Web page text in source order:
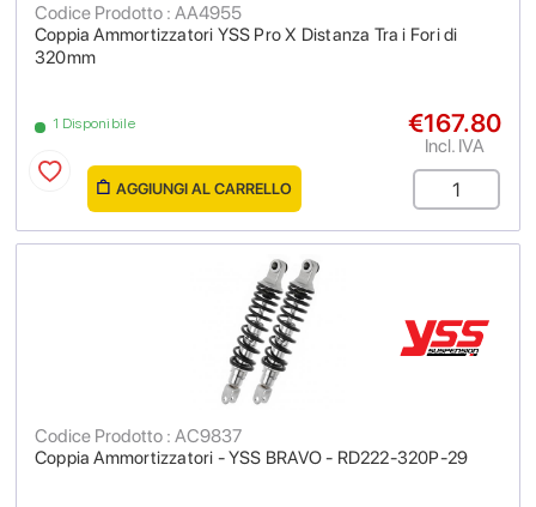
Coppia Ammortizzatori YSS Pro X Distanza Tra i Fori di
320mm
Codice Prodotto : AA4955
1 Disponibile €167.80
Incl. IVA
AGGIUNGI AL CARRELLO
Coppia Ammortizzatori - YSS BRAVO - RD222-320P-29
Codice Prodotto : AC9837